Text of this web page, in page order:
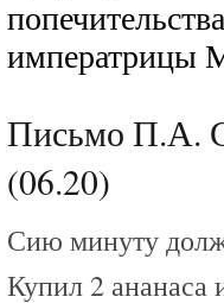
императрицы
Письмо П.А.
(06.20)
Сию минуту
Купил 2